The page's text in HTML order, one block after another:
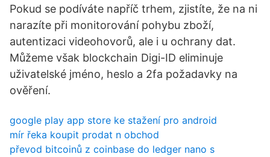
Pokud se podíváte napříč trhem, zjistíte, že na ni
narazíte při monitorování pohybu zboží,
autentizaci videohovorů, ale i u ochrany dat.
Můžeme však blockchain Digi-ID eliminuje
uživatelské jméno, heslo a 2fa požadavky na
ověření.
google play app store ke stažení pro android
mír řeka koupit prodat n obchod
převod bitcoinů z coinbase do ledger nano s